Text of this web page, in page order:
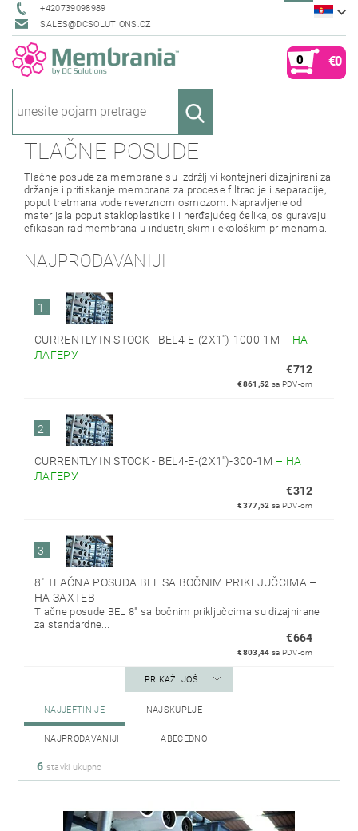
+420739098989
SALES@DCSOLUTIONS.CZ
0 €0
TLAČNE POSUDE
Tlačne posude za membrane su izdržljivi kontejneri dizajnirani za
držanje i pritiskanje membrana za procese filtracije i separacije,
poput tretmana vode reverznom osmozom. Napravljene od
materijala poput stakloplastike ili nerđajućeg čelika, osiguravaju
efikasan rad membrana u industrijskim i ekološkim primenama.
NAJPRODAVANIJI
1.
CURRENTLY IN STOCK - BEL4-E-(2X1'')-1000-1M – НА
ЛАГЕРУ
€712
€861,52 sa PDV-om
2.
CURRENTLY IN STOCK - BEL4-E-(2X1'')-300-1M – НА
ЛАГЕРУ
€312
€377,52 sa PDV-om
3.
8" TLAČNA POSUDA BEL SA BOČNIM PRIKLJUČCIMA –
НА ЗАХТЕВ
Tlačne posude BEL 8" sa bočnim priključcima su dizajnirane
za standardne...
€664
€803,44 sa PDV-om
PRIKAŽI JOŠ
NAJJEFTINIJE NAJSKUPLJE
NAJPRODAVANIJI ABECEDNO
6 stavki ukupno